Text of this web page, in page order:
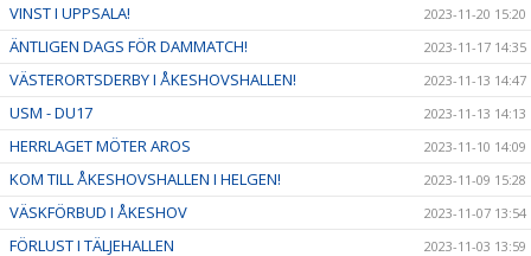
VINST I UPPSALA! 2023-11-20 15:20
ÄNTLIGEN DAGS FÖR DAMMATCH! 2023-11-17 14:35
VÄSTERORTSDERBY I ÅKESHOVSHALLEN! 2023-11-13 14:47
USM - DU17 2023-11-13 14:13
HERRLAGET MÖTER AROS 2023-11-10 14:09
KOM TILL ÅKESHOVSHALLEN I HELGEN! 2023-11-09 15:28
VÄSKFÖRBUD I ÅKESHOV 2023-11-07 13:54
FÖRLUST I TÄLJEHALLEN 2023-11-03 13:59